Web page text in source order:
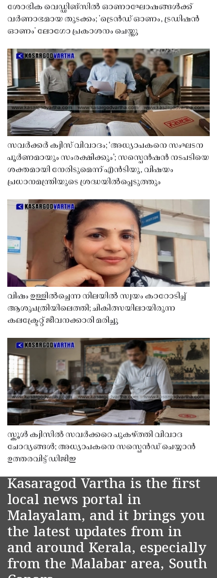
ശോഭിക വെഡ്ഡിങ്സിൽ ഓണാഘോഷങ്ങൾക്ക്
വർണാഭമായ തുടക്കം; 'ട്രെൻഡ് ഓണം, ട്രഡിഷൻ
ഓണം' ലോഗോ പ്രകാശനം ചെയ്തു
സവർക്കർ ക്വിസ് വിവാദം; ‘അധ്യാപകനെ സംഘടന
പൂർണമായും സംരക്ഷിക്കും’; സസ്പെൻഷൻ നടപടിയെ
ശക്തമായി നേരിടുമെന്ന് എൻടിയു, വിഷയം
പ്രധാനമന്ത്രിയുടെ ശ്രദ്ധയിൽപ്പെടുത്തും
വിഷം ഉള്ളിൽച്ചെന്ന നിലയിൽ സ്വയം കാറോടിച്ച്
ആശുപത്രിയിലെത്തി; ചികിത്സയിലായിരുന്ന
കലക്ട്രേറ്റ് ജീവനക്കാരി മരിച്ചു
സ്കൂൾ ക്വിസിൽ സവർക്കറെ പുകഴ്ത്തി വിവാദ
ചോദ്യങ്ങൾ; അധ്യാപകനെ സസ്പെൻഡ് ചെയ്യാൻ
ഉത്തരവിട്ട് ഡിജിഇ
Kasaragod Vartha is the first
local news portal in
Malayalam, and it brings you
the latest updates from in
and around Kerala, especially
from the Malabar area, South